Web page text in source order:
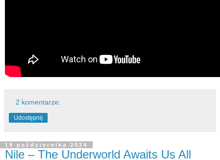
2 komentarze:
Udostępnij
19 października 2024
Nile – The Underworld Awaits Us All